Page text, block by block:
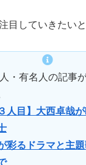
目していきたいと
・有名人の記事
人目】大西卓哉
彩るドラマと主